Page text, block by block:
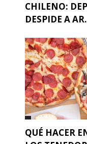
CHILENO:
DESPIDE A
QUÉ HACER